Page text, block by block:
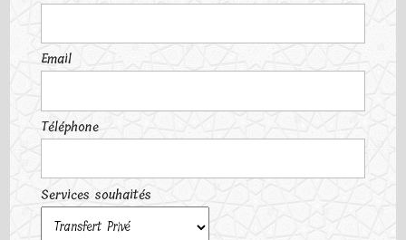
Email
Téléphone
Services souhaités